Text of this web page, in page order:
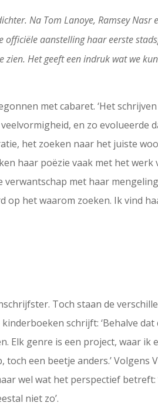
Na Tom Lanoye, Ramsey
officiële aanstelling haar eerste
Het geeft een indruk wat we
met cabaret. ‘Het
en zo evolueerde
het zoeken naar het juiste
haar poëzie vaak met het
verwantschap met haar
het waarom zoeken. Ik vind
Toch staan de
schrijft: ‘Behalve
Elk genre is een project, waar
een beetje anders.’ Volgens
wel wat het perspectief
niet zo’.